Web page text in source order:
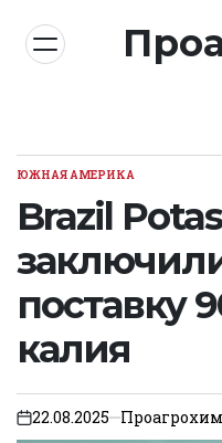
content
POSTED
ЮЖНАЯ АМЕРИКА
Brazil
поставку
калия
on22.08.2025 Проагрохим